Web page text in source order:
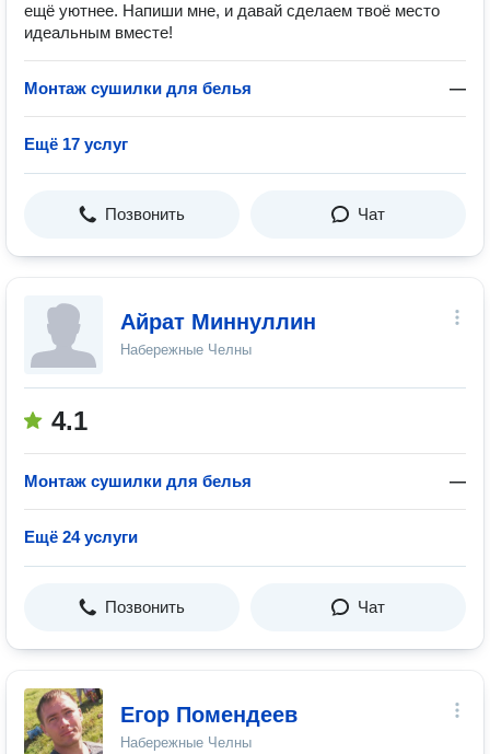
ещё уютнее. Напиши мне, и давай сделаем твоё место
идеальным вместе!
Монтаж сушилки для белья —
Ещё 17 услуг
Позвонить Чат
Айрат Миннуллин
Набережные Челны
4.1
Монтаж сушилки для белья —
Ещё 24 услуги
Позвонить Чат
Егор Помендеев
Набережные Челны